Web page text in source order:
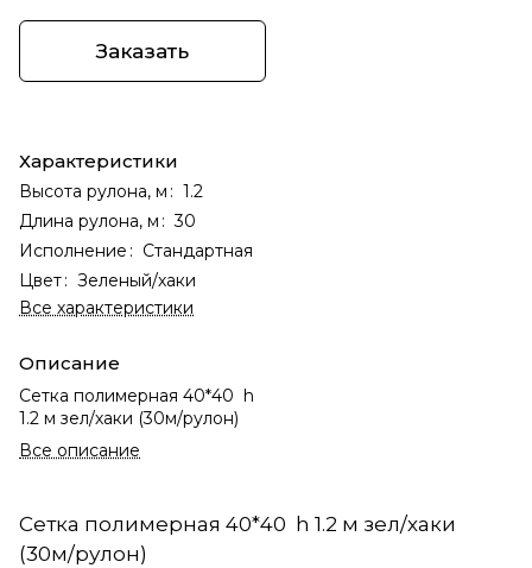
Заказать
Характеристики
Высота рулона, м : 1.2
Длина рулона, м : 30
Исполнение : Стандартная
Цвет: Зеленый/хаки
Все характеристики
Описание
Сетка полимерная 40*40 h
1.2 м зел/хаки (30м/рулон)
Все описание
Сетка полимерная 40*40 h 1.2 м зел/хаки
(30м/рулон)